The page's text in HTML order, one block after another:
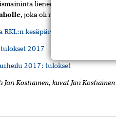
lienee myös paikallaan
, joka oli nähnyt paljon
RKL:n kesäpäiviltä
2017
2017: tulokset
Jari Kostiainen, kuvat Jari